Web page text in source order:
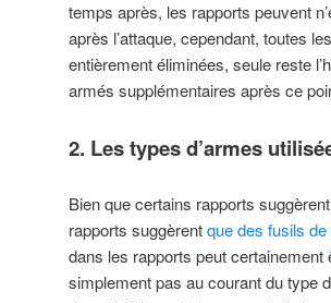
temps après, les rapports peuvent
après l’attaque, cependant, toutes
entièrement éliminées, seule reste
armés supplémentaires après ce
2. Les types d’armes
Bien que certains rapports
rapports suggèrentque des fusils
dans les rapports peut
simplement pas au courant du type